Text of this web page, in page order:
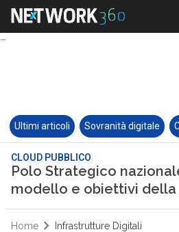
Ultimi articoli Sovranità digitale
CLOUD PUBBLICO
Polo Strategico
modello e obiettivi della
Home Infrastrutture Digitali